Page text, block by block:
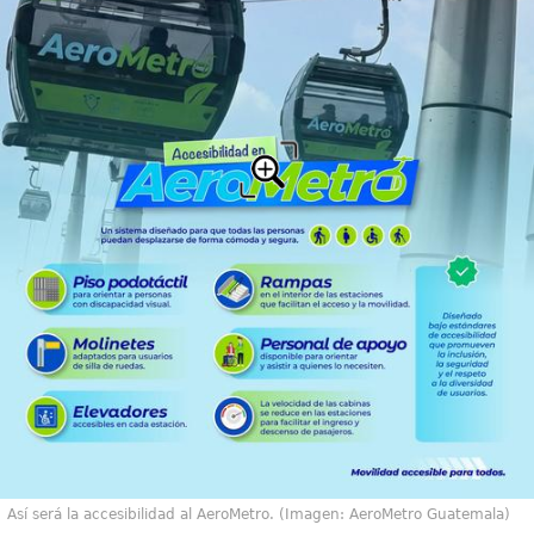
Así será la accesibilidad al AeroMetro. (Imagen: AeroMetro Guatemala)